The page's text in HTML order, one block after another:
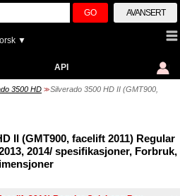
GO AVANSERT
▼
API
3500 HD >> Silverado 3500 HD II (GMT900,
II (GMT900, facelift 2011) Regular
2014/ spesifikasjoner, Forbruk,